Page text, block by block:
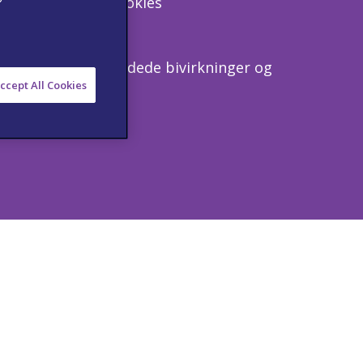
alle formodede bivirkninger og
via:
All Cookies